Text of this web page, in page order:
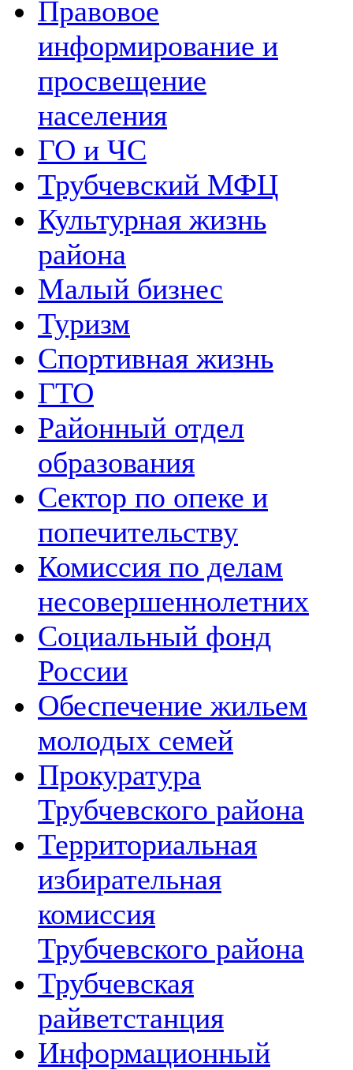
Правовое
информирование и
просвещение
населения
ГО и ЧС
Трубчевский МФЦ
Культурная жизнь
района
Малый бизнес
Туризм
Спортивная жизнь
ГТО
Районный отдел
образования
Сектор по опеке и
попечительству
Комиссия по делам
несовершеннолетних
Социальный фонд
России
Обеспечение жильем
молодых семей
Прокуратура
Трубчевского района
Территориальная
избирательная
комиссия
Трубчевского района
Трубчевская
райветстанция
Информационный